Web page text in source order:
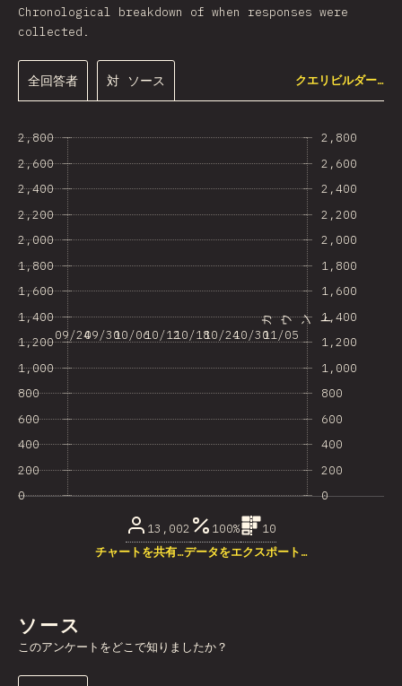
Chronological breakdown of when responses were
collected.
全回答者 対 ソース クエリビルダー…
0
200
400
600
800
1,000
1,200
1,400
1,600
1,800
2,000
2,200
2,400
2,600
2,800
09/2409/3010/0610/1210/1810/2410/3011/05
0
200
400
600
800
1,000
1,200
1,400
1,600
1,800
2,000
2,200
2,400
2,600
2,800
カウント
13,002 100%
10
チャートを共有…データをエクスポート…
ソース
このアンケートをどこで知りましたか？